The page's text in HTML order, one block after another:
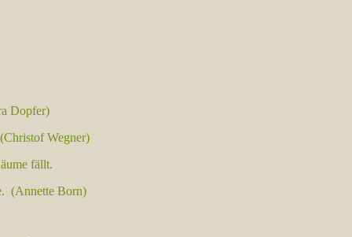
Dopfer)
Christof Wegner)
fällt.
(Annette Born)